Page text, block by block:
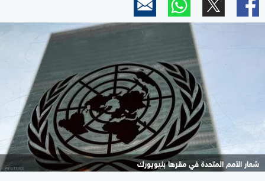
شعار الأمم المتحدة في مقرها بنيويورك